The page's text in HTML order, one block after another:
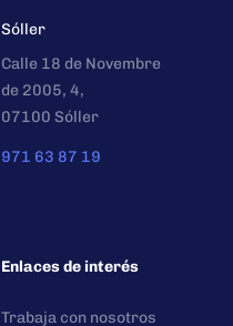
Sóller
Calle 18 de Novembre
de 2005, 4,
07100 Sóller
971 63 87 19
Enlaces de interés
Trabaja con nosotros